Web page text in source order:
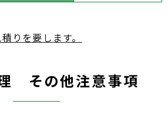
りを要します。
その他注意事項